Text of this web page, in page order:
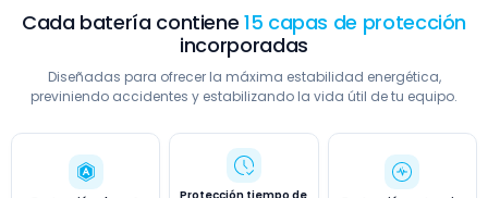
Cada batería contiene 15 capas de protección
incorporadas
Diseñadas para ofrecer la máxima estabilidad energética,
previniendo accidentes y estabilizando la vida útil de tu equipo.